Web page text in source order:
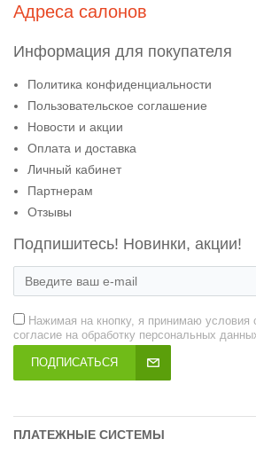
Адреса салонов
Информация для покупателя
Политика конфиденциальности
Пользовательское соглашение
Новости и акции
Оплата и доставка
Личный кабинет
Партнерам
Отзывы
Подпишитесь! Новинки, акции!
Нажимая на кнопку, я принимаю условия
согласие на обработку персональных
ПОДПИСАТЬСЯ
ПЛАТЕЖНЫЕ СИСТЕМЫ